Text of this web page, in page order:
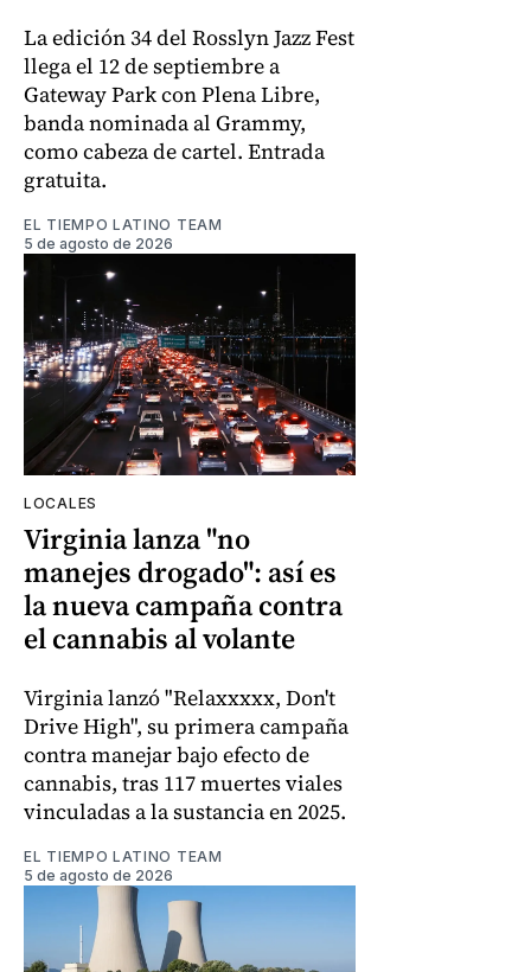
La edición 34 del Rosslyn Jazz Fest
llega el 12 de septiembre a
Gateway Park con Plena Libre,
banda nominada al Grammy,
como cabeza de cartel. Entrada
gratuita.
EL TIEMPO LATINO TEAM
5 de agosto de 2026
LOCALES
Virginia lanza "no
manejes drogado": así es
la nueva campaña contra
el cannabis al volante
Virginia lanzó "Relaxxxxx, Don't
Drive High", su primera campaña
contra manejar bajo efecto de
cannabis, tras 117 muertes viales
vinculadas a la sustancia en 2025.
EL TIEMPO LATINO TEAM
5 de agosto de 2026